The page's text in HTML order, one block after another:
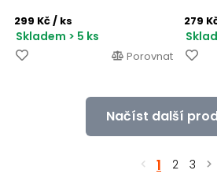
299 Kč/ ks
Skladem > 5 ks
Porovnat
279
Načíst další
1 2 3